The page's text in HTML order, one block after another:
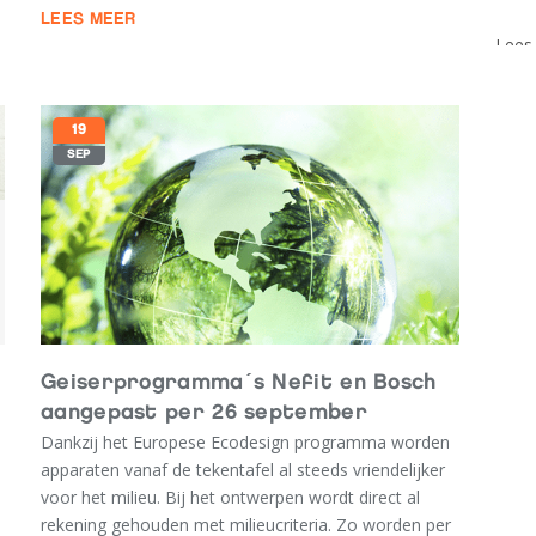
LEES MEER
19
SEP
Geiserprogramma´s Nefit en Bosch
aangepast per 26 september
Dankzij het Europese Ecodesign programma worden
apparaten vanaf de tekentafel al steeds vriendelijker
voor het milieu. Bij het ontwerpen wordt direct al
rekening gehouden met milieucriteria. Zo worden per